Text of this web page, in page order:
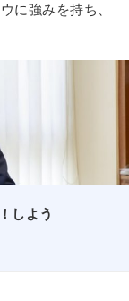
に強みを持ち、
しよう